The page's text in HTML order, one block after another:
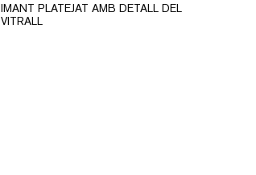
IMANT PLATEJAT AMB DETALL DEL
VITRALL